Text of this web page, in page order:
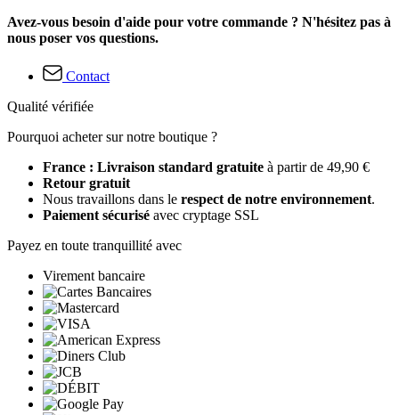
Avez-vous besoin d'aide pour votre commande ? N'hésitez pas à
nous poser vos questions.
Contact
Qualité vérifiée
Pourquoi acheter sur notre boutique ?
France : Livraison standard gratuite à partir de 49,90 €
Retour gratuit
Nous travaillons dans le respect de notre environnement.
Paiement sécurisé avec cryptage SSL
Payez en toute tranquillité avec
Virement bancaire